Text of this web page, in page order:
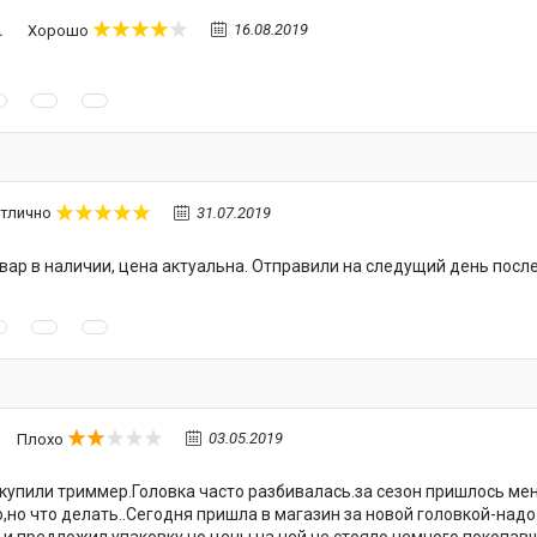
Хорошо 16.08.2019
31.07.2019
в наличии, цена актуальна. Отправили на следущий день
Плохо 03.05.2019
триммер.Головка часто разбивалась.за сезон пришлось
что делать..Сегодня пришла в магазин за новой головкой-